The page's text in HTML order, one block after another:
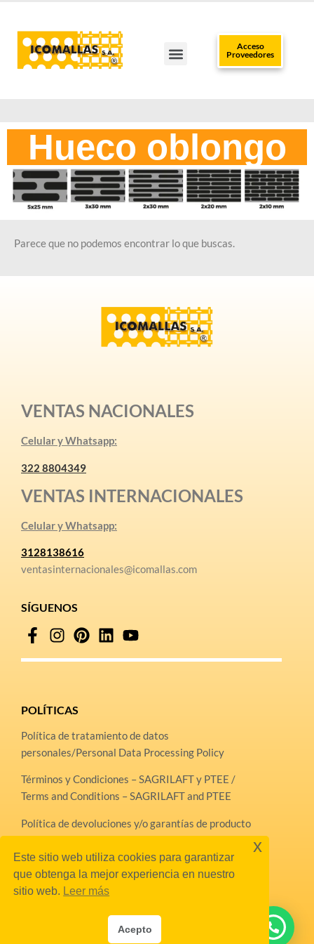
Acceso
Proveedores
Hueco oblongo
Parece que no podemos encontrar lo que buscas.
VENTAS NACIONALES
Celular y Whatsapp:
322 8804349
VENTAS INTERNACIONALES
Celular y Whatsapp:
3128138616
ventasinternacionales@icomallas.com
SÍGUENOS
POLÍTICAS
Política de tratamiento de datos
personales/Personal Data Processing Policy
Términos y Condiciones – SAGRILAFT y PTEE /
Terms and Conditions – SAGRILAFT and PTEE
Política de devoluciones y/o garantías de producto
Línea Ética
Horario de atención
Este sitio web utiliza cookies para garantizar
que obtenga la mejor experiencia en nuestro
sitio web. Leer más
Acepto
x